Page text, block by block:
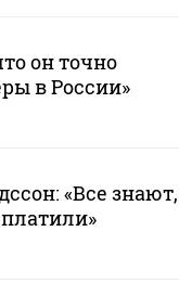
он точно
в России»
«Все знают,